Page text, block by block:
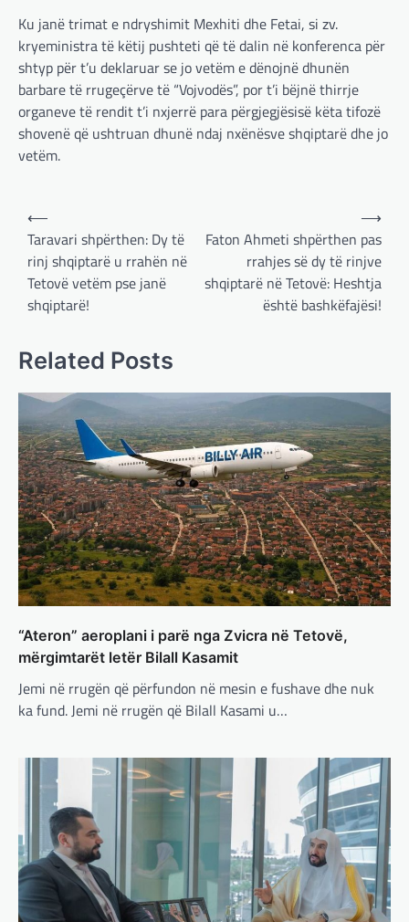
Ku janë trimat e ndryshimit Mexhiti dhe Fetai, si zv.
kryeministra të këtij pushteti që të dalin në konferenca për
shtyp për t’u deklaruar se jo vetëm e dënojnë dhunën
barbare të rrugeçërve të “Vojvodës”, por t’i bëjnë thirrje
organeve të rendit t’i nxjerrë para përgjegjësisë këta tifozë
shovenë që ushtruan dhunë ndaj nxënësve shqiptarë dhe jo
vetëm.
Post
navigation
⟵
Taravari shpërthen: Dy të
rinj shqiptarë u rrahën në
Tetovë vetëm pse janë
shqiptarë!
Faton Ahmeti shpërthen pas
rrahjes së dy të rinjve
shqiptarë në Tetovë: Heshtja
është bashkëfajësi!
⟶
Related Posts
“Ateron” aeroplani i parë nga Zvicra në Tetovë,
mërgimtarët letër Bilall Kasamit
Jemi në rrugën që përfundon në mesin e fushave dhe nuk
ka fund. Jemi në rrugën që Bilall Kasami u…
MË TË FUNDIT,OPINIONE,
Gjermani, ekspertët sugjerojnë
400 miliardë euro për mbrojtje
adminadmin March 4, 2025
Gjermania ndodhet aktualisht në kulmin e
përpjekjeve për krijimin e qeverisë dhe koha
nuk pret. CDU/CSU dhe SPD po vazhdojnë…
BOTA,LAJME,MISTER,RAJONI,SPECIALE
Çka ndodhë tash pas
ndërprerjes së ndihmës
ushtarake për Ukrainën nga
Trump
Pas takimit të liderëve evropianë në Londër,
francezët dhe britanikët kanë hartuar një
BOTA, KRONIKË E ZEZË,LAJME
Trump ndërpreu ndihmën
ushtarake, kryeministri i
Ukrainës: Të vendosur për
vazhdimin e bashkëpunimit me
SHBA!
adminadmin March 4, 2025
Kryeministri i Ukrainës thotë se vendi i tij